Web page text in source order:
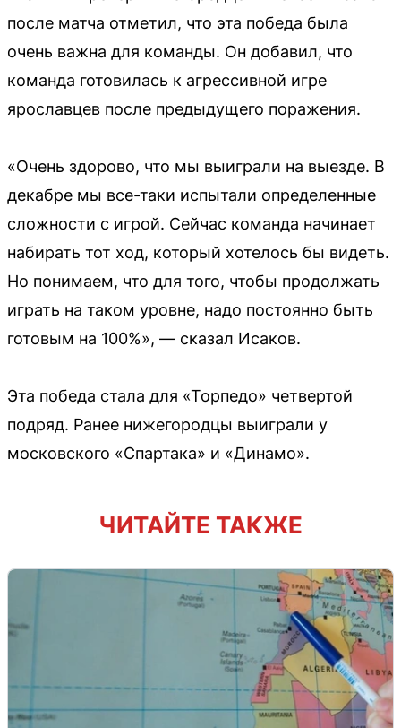
после матча отметил, что эта победа была
очень важна для команды. Он добавил, что
команда готовилась к агрессивной игре
ярославцев после предыдущего поражения.
«Очень здорово, что мы выиграли на выезде. В
декабре мы все-таки испытали определенные
сложности с игрой. Сейчас команда начинает
набирать тот ход, который хотелось бы видеть.
Но понимаем, что для того, чтобы продолжать
играть на таком уровне, надо постоянно быть
готовым на 100%», — сказал Исаков.
Эта победа стала для «Торпедо» четвертой
подряд. Ранее нижегородцы выиграли у
московского «Спартака» и «Динамо».
ЧИТАЙТЕ ТАКЖЕ